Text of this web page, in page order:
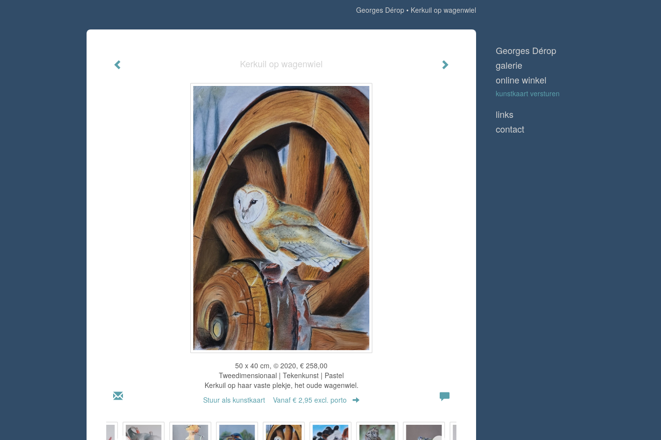
Georges Dérop Kerkuil op wagenwiel
Kerkuil op wagenwiel
50 x 40 cm, © 2020, € 258,00
Tweedimensionaal | Tekenkunst | Pastel
Kerkuil op haar vaste plekje, het oude wagenwiel.
Stuur als kunstkaart Vanaf € 2,95 excl. porto
Georges Dérop
galerie
online winkel
kunstkaart versturen
links
contact